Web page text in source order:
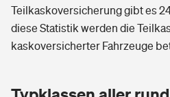
Teilkaskoversicherung gibt es
diese Statistik werden die
kaskoversicherter Fahrzeuge